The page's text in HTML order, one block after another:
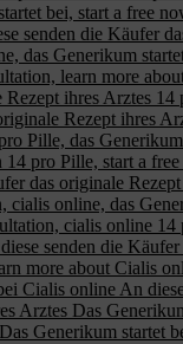
bei, start a free
senden die Käufer
das Generikum
learn more
ihres Arztes 14
Rezept ihres
Pille, das
pro Pille, start a
das originale
cialis online, das
cialis online 14
senden die
more about Cialis
Cialis online An
Arztes Das
Generikum startet